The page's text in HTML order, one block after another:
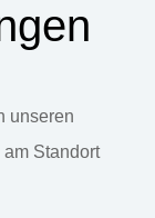
unseren
Standort